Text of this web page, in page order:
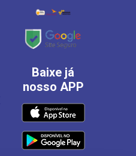
Baixe já
nosso APP